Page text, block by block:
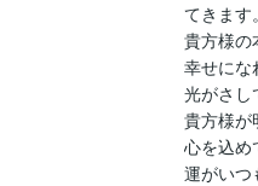
てきます。
貴方様の
幸せにな
光がさし
貴方様が
心を込め
運がいつ